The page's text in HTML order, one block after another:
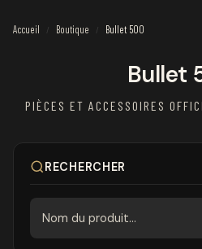
Accueil / Boutique / Bullet 500
Bullet
PIÈCES ET ACCESSOIRES
RECHERCHER